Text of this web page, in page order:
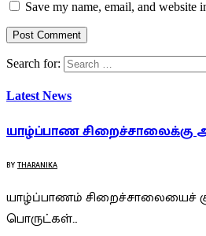
Save my name, email, and website
Search for:
Latest News
யாழ்ப்பாண சிறைச்சாலைக்கு
BYTHARANIKA
யாழ்ப்பாணம் சிறைச்சாலையைச்
பொருட்கள்…